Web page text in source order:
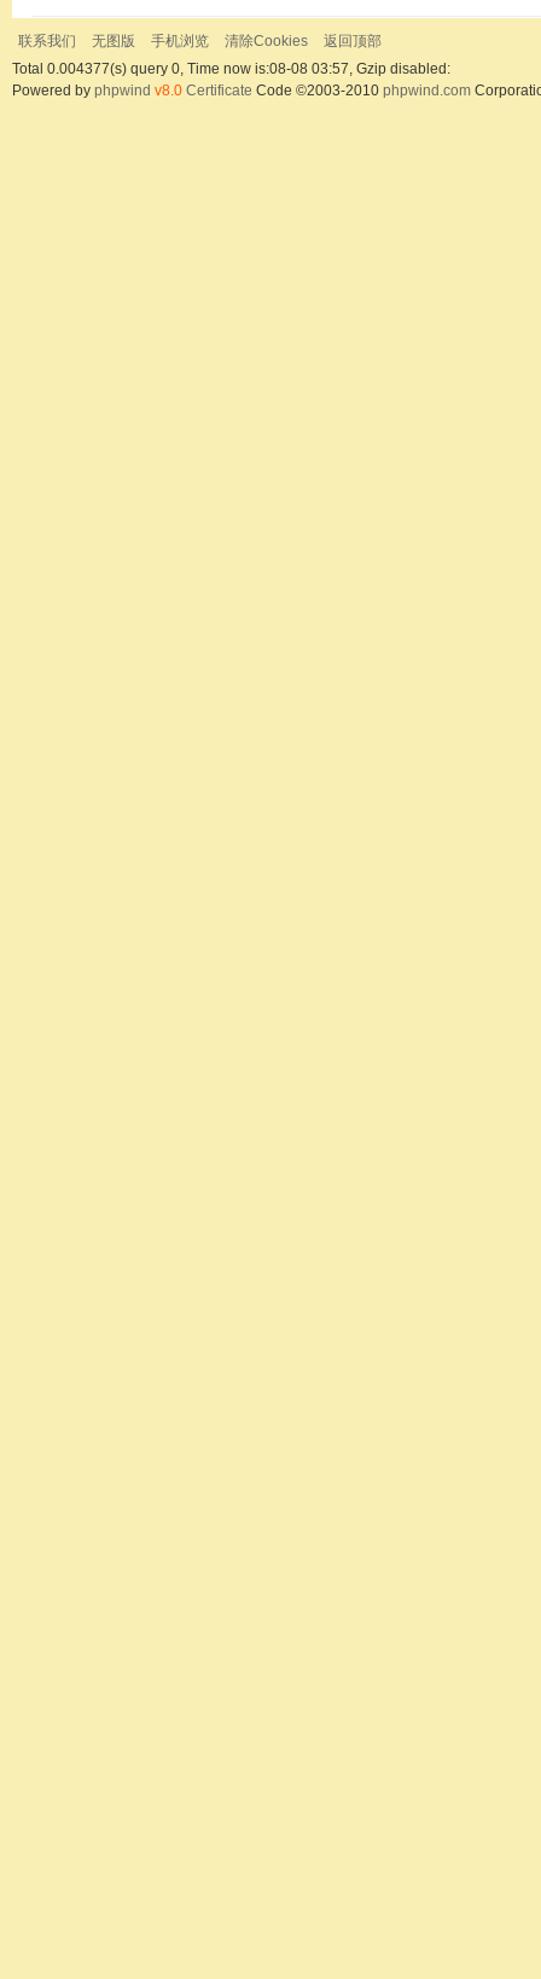
联系我们 无图版 手机浏览 清除Cookies
返回顶部
Total 0.004377(s) query 0, Time now is:08-08 03:57, Gzip disabled:
Powered by phpwind v8.0 Certificate Code ©2003-2010 phpwind.com